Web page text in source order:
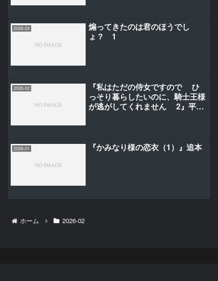
2026-03
煽ってきたのは君のほうでし
ょ？ 1
2026-02
『私はただの侍女ですので ひ
っそり暮らしたいのに、騎士王様
が逃がしてくれません 2』平瀬
2026-01 『かみなり様の恋衣（1）』追本
ホーム 2026-02